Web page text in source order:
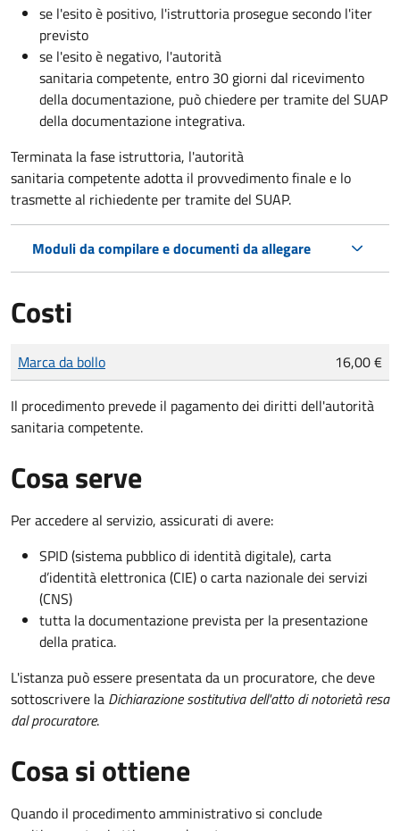
se l'esito è positivo, l'istruttoria prosegue secondo l'iter
previsto
se l'esito è negativo, l'autorità
sanitaria competente, entro 30 giorni dal ricevimento
della documentazione, può chiedere per tramite del SUAP
della documentazione integrativa.
Terminata la fase istruttoria, l'autorità
sanitaria competente adotta il provvedimento finale e lo
trasmette al richiedente per tramite del SUAP.
Moduli da compilare e documenti da allegare
Costi
Tipo di pagamento
Importo
Marca da bollo 16,00 €
Il procedimento prevede il pagamento dei diritti dell'autorità
sanitaria competente.
Cosa serve
Per accedere al servizio, assicurati di avere:
SPID (sistema pubblico di identità digitale), carta
d’identità elettronica (CIE) o carta nazionale dei servizi
(CNS)
tutta la documentazione prevista per la presentazione
della pratica.
L'istanza può essere presentata da un procuratore, che deve
sottoscrivere la Dichiarazione sostitutiva dell'atto di notorietà resa
dal procuratore.
Cosa si ottiene
Quando il procedimento amministrativo si conclude